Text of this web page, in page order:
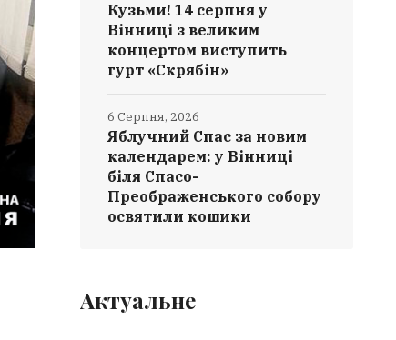
Кузьми! 14 серпня у
Вінниці з великим
концертом виступить
гурт «Скрябін»
Яблучний Спас за новим
календарем: у Вінниці
біля Спасо-
Преображенського собору
освятили кошики
6 Серпня, 2026
Актуальне